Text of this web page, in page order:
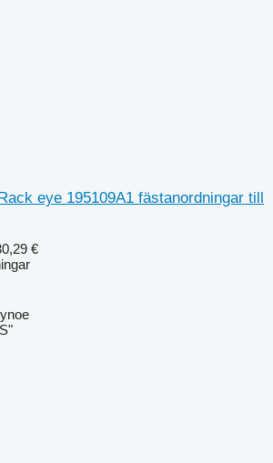
eye 195109A1 fästanordningar till
€